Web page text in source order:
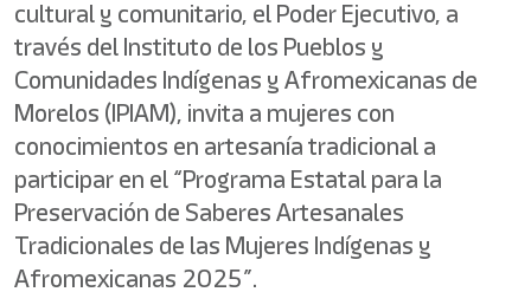
cultural y comunitario, el Poder Ejecutivo, a
través del Instituto de los Pueblos y
Comunidades Indígenas y Afromexicanas de
Morelos (IPIAM), invita a mujeres con
conocimientos en artesanía tradicional a
participar en el “Programa Estatal para la
Preservación de Saberes Artesanales
Tradicionales de las Mujeres Indígenas y
Afromexicanas 2025”.